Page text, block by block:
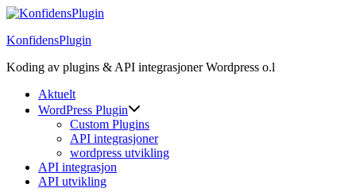
Skip
content
KonfidensPlugin
Koding av plugins & API integrasjoner Wordpress o.l
Aktuelt
WordPress Plugin
Custom Plugins
API integrasjoner
wordpress utvikling
API integrasjon
API utvikling